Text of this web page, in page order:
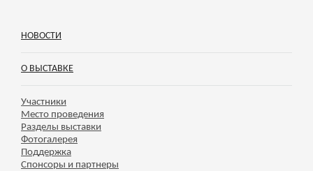
НОВОСТИ
О ВЫСТАВКЕ
Участники
Место проведения
Разделы выставки
Фотогалерея
Поддержка
Спонсоры и партнеры